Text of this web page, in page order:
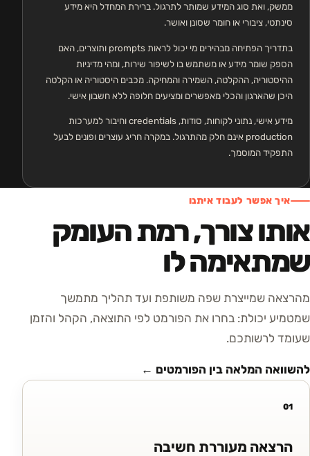
ממשק, ואת סוג המידע שמותר לתרגול. ברירת המחדל היא מידע
סינתטי, ציבורי או חומר שסונן ואושר.
בתדריך הפתיחה מבהירים מי יכול לראות prompts ותוצרים, האם
הספק שומר מידע או משתמש בו לשיפור שירות, ומהי מדיניות
ההיסטוריה, ההקלטה, השמירה והמחיקה. מכבים היסטוריה או הקלטה
היכן שהארגון והכלי מאפשרים ומציעים חלופה ללא חשבון אישי.
מידע אישי, נתוני לקוחות, סודות, credentials וחיבור למערכות
production אינם חלק מהתרגול. במקרה חריג עוצרים ופונים לבעל
התפקיד המוסמך.
איך אפשר לעבוד איתנו
אותו צורך, רמת העומק
שמתאימה לו
מהרצאה שמייצרת שפה משותפת ועד תהליך מתמשך
שמטמיע יכולת: בחרו את הפורמט לפי התוצאה, הקהל והזמן
שעומד לרשותכם.
להשוואה המלאה בין הפורמטים ←
01
הרצאה מעוררת חשיבה